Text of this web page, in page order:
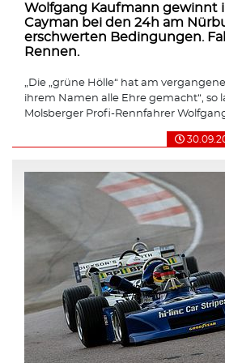
Wolfgang Kaufmann gewinnt
Cayman bei den 24h am
erschwerten Bedingungen.
Rennen.
„Die „grüne Hölle“ hat am
ihrem Namen alle Ehre gemacht“, so
Molsberger Profi-Rennfahrer